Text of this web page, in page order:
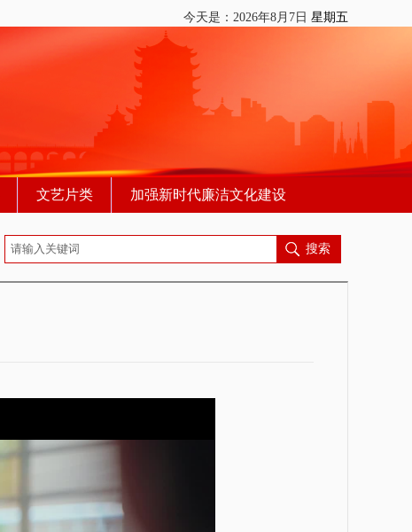
今天是： 2026年8月7日 星期五
文艺片类 加强新时代廉洁文化建设
搜索